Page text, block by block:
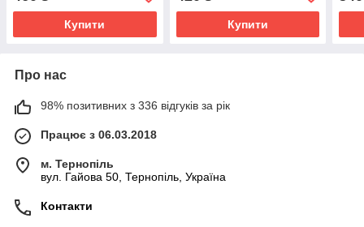
Купити Купити
Про нас
98% позитивних з 336 відгуків за рік
Працює з 06.03.2018
м. Тернопіль
вул. Гайова 50, Тернопіль, Україна
Контакти